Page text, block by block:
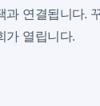
과 연결됩니다.
가 열립니다.